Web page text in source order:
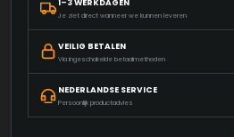
STRAPS
65CM
/W
PATTERN
AANTAL
1–3 WERKDAGEN
Je ziet direct wanneer we kunnen leveren
VEILIG BETALEN
Via ingeschakelde betaalmethoden
NEDERLANDSE SERVICE
Persoonlijk productadvies